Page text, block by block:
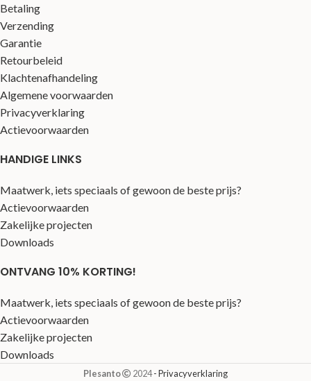
Betaling
Verzending
Garantie
Retourbeleid
Klachtenafhandeling
Algemene voorwaarden
Privacyverklaring
Actievoorwaarden
HANDIGE LINKS
Maatwerk, iets speciaals of gewoon de beste prijs?
Actievoorwaarden
Zakelijke projecten
Downloads
ONTVANG 10% KORTING!
Maatwerk, iets speciaals of gewoon de beste prijs?
Actievoorwaarden
Zakelijke projecten
Downloads
Plesanto 2024- Privacyverklaring